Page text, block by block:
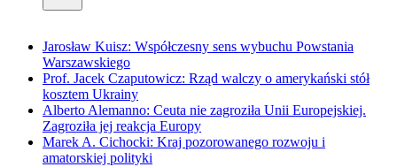
Jarosław Kuisz: Współczesny sens wybuchu Powstania
Warszawskiego
Prof. Jacek Czaputowicz: Rząd walczy o amerykański stół
kosztem Ukrainy
Alberto Alemanno: Ceuta nie zagroziła Unii Europejskiej.
Zagroziła jej reakcja Europy
Marek A. Cichocki: Kraj pozorowanego rozwoju i
amatorskiej polityki